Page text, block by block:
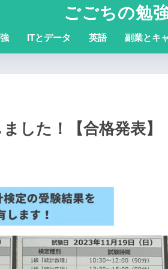
ごごちの勉
ITとデータ 英語 副業とキ
した！【合格発表】